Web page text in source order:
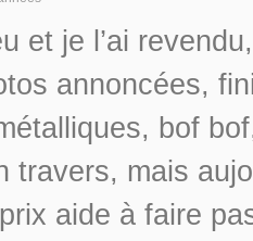
et je l’ai
annoncées,
bof
travers, mais
aide à faire